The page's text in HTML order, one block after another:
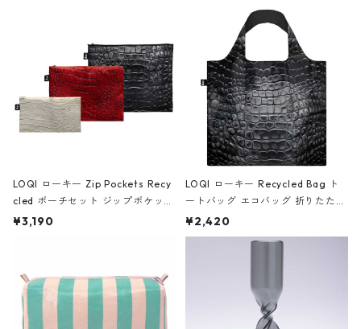
Black ジャン=ミッシェル・バスキ
ア/クラウン ブラック
LOQI ローキー Zip Pockets Recy
cled ポーチセット ジップポケット
ファスナーポーチ 撥水加工 トラベ
ーガンディー、オフホワイト
¥3,190
LOQI ローキー Recycled Bag ト
ートバッグ エコバッグ 折りたたみ
大きめ 撥水加工 収納ポーチ CRO
CODILE/Black クロコダイル/ブラ
¥2,420